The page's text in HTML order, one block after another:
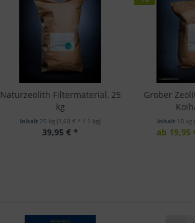
Naturzeolith Filtermaterial, 25
kg
Inhalt 25 kg (1,60 € * / 1 kg)
39,95 € *
Grober
Inhalt 10 kg
ab 19,95